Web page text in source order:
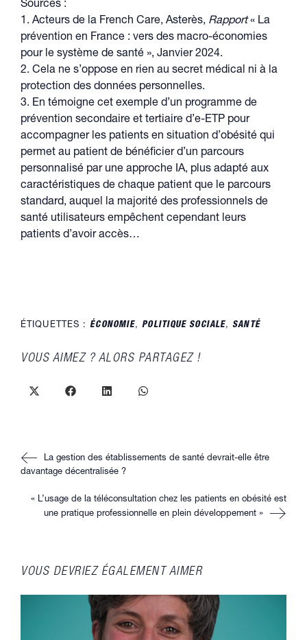
Sources :
1. Acteurs de la French Care, Asterès, Rapport« La
prévention en France : vers des macro-économies
pour le système de santé », Janvier 2024.
2. Cela ne s’oppose en rien au secret médical ni à la
protection des données personnelles.
3. En témoigne cet exemple d’un programme de
prévention secondaire et tertiaire d’e-ETP pour
accompagner les patients en situation d’obésité qui
permet au patient de bénéficier d’un parcours
personnalisé par une approche IA, plus adapté aux
caractéristiques de chaque patient que le parcours
standard, auquel la majorité des professionnels de
santé utilisateurs empêchent cependant leurs
patients d’avoir accès…
ÉTIQUETTES :ÉCONOMIE, POLITIQUE SOCIALE, SANTÉ
VOUS AIMEZ ? ALORS PARTAGEZ !PARTAGER
Ouvrir
Ouvrir
Ouvrir
Ouvrir
Read
more
articles
La gestion des établissements de santé devrait-elle être
davantage décentralisée ?
« L’usage de la téléconsultation chez les patients en obésité est
une pratique professionnelle en plein développement »
VOUS DEVRIEZ ÉGALEMENT AIMER